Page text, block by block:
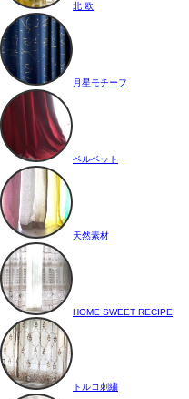
北 欧
月星モチーフ
ベルベット
天然素材
HOME SWEET RECIPE
トルコ刺繍